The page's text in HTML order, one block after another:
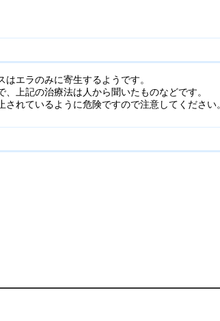
エラのみに寄生するようです。
上記の治療法は人から聞いたものなどです。
れているように危険ですので注意してください。